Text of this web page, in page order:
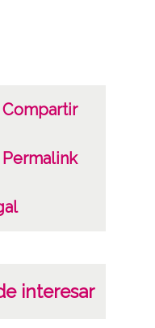
Compartir
Permalink
interesar